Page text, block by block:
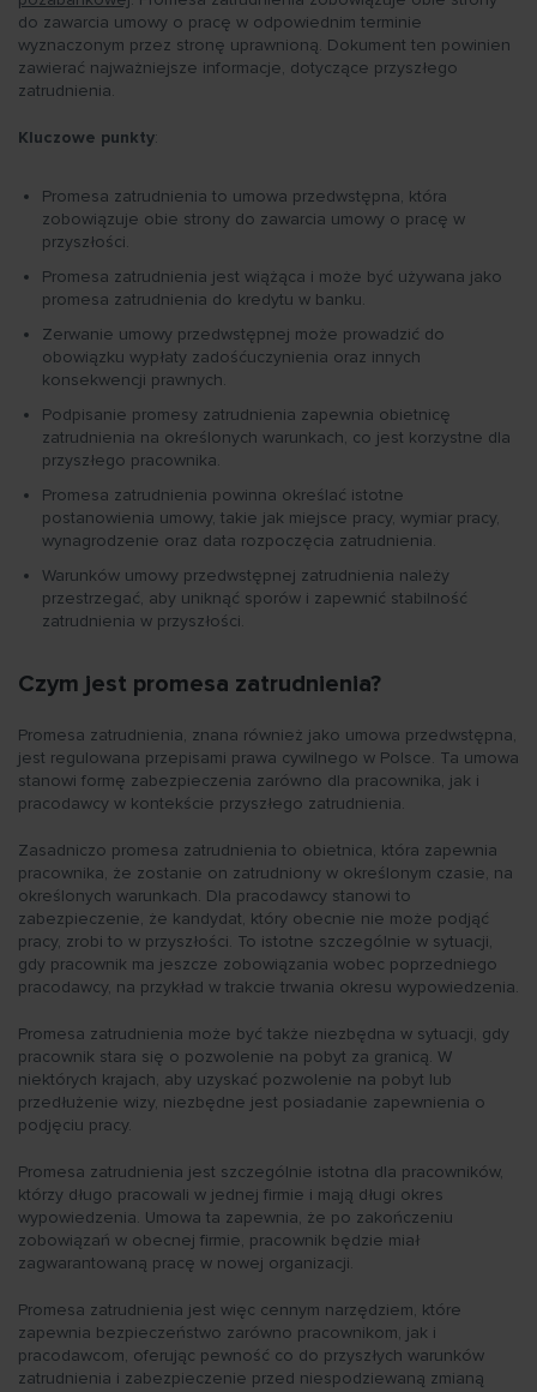
do zawarcia umowy o pracę w odpowiednim terminie
wyznaczonym przez stronę uprawnioną. Dokument ten powinien
zawierać najważniejsze informacje, dotyczące przyszłego
zatrudnienia.
Kluczowe punkty:
Promesa zatrudnienia to umowa przedwstępna, która
zobowiązuje obie strony do zawarcia umowy o pracę w
przyszłości.
Promesa zatrudnienia jest wiążąca i może być używana jako
promesa zatrudnienia do kredytu w banku.
Zerwanie umowy przedwstępnej może prowadzić do
obowiązku wypłaty zadośćuczynienia oraz innych
konsekwencji prawnych.
Podpisanie promesy zatrudnienia zapewnia obietnicę
zatrudnienia na określonych warunkach, co jest korzystne dla
przyszłego pracownika.
Promesa zatrudnienia powinna określać istotne
postanowienia umowy, takie jak miejsce pracy, wymiar pracy,
wynagrodzenie oraz data rozpoczęcia zatrudnienia.
Warunków umowy przedwstępnej zatrudnienia należy
przestrzegać, aby uniknąć sporów i zapewnić stabilność
zatrudnienia w przyszłości.
Czym jest promesa zatrudnienia?
Promesa zatrudnienia, znana również jako umowa przedwstępna,
jest regulowana przepisami prawa cywilnego w Polsce. Ta umowa
stanowi formę zabezpieczenia zarówno dla pracownika, jak i
pracodawcy w kontekście przyszłego zatrudnienia.
Zasadniczo promesa zatrudnienia to obietnica, która zapewnia
pracownika, że zostanie on zatrudniony w określonym czasie, na
określonych warunkach. Dla pracodawcy stanowi to
zabezpieczenie, że kandydat, który obecnie nie może podjąć
pracy, zrobi to w przyszłości. To istotne szczególnie w sytuacji,
gdy pracownik ma jeszcze zobowiązania wobec poprzedniego
pracodawcy, na przykład w trakcie trwania okresu wypowiedzenia.
Promesa zatrudnienia może być także niezbędna w sytuacji, gdy
pracownik stara się o pozwolenie na pobyt za granicą. W
niektórych krajach, aby uzyskać pozwolenie na pobyt lub
przedłużenie wizy, niezbędne jest posiadanie zapewnienia o
podjęciu pracy.
Promesa zatrudnienia jest szczególnie istotna dla pracowników,
którzy długo pracowali w jednej firmie i mają długi okres
wypowiedzenia. Umowa ta zapewnia, że po zakończeniu
zobowiązań w obecnej firmie, pracownik będzie miał
zagwarantowaną pracę w nowej organizacji.
Promesa zatrudnienia jest więc cennym narzędziem, które
zapewnia bezpieczeństwo zarówno pracownikom, jak i
pracodawcom, oferując pewność co do przyszłych warunków
zatrudnienia i zabezpieczenie przed niespodziewaną zmianą